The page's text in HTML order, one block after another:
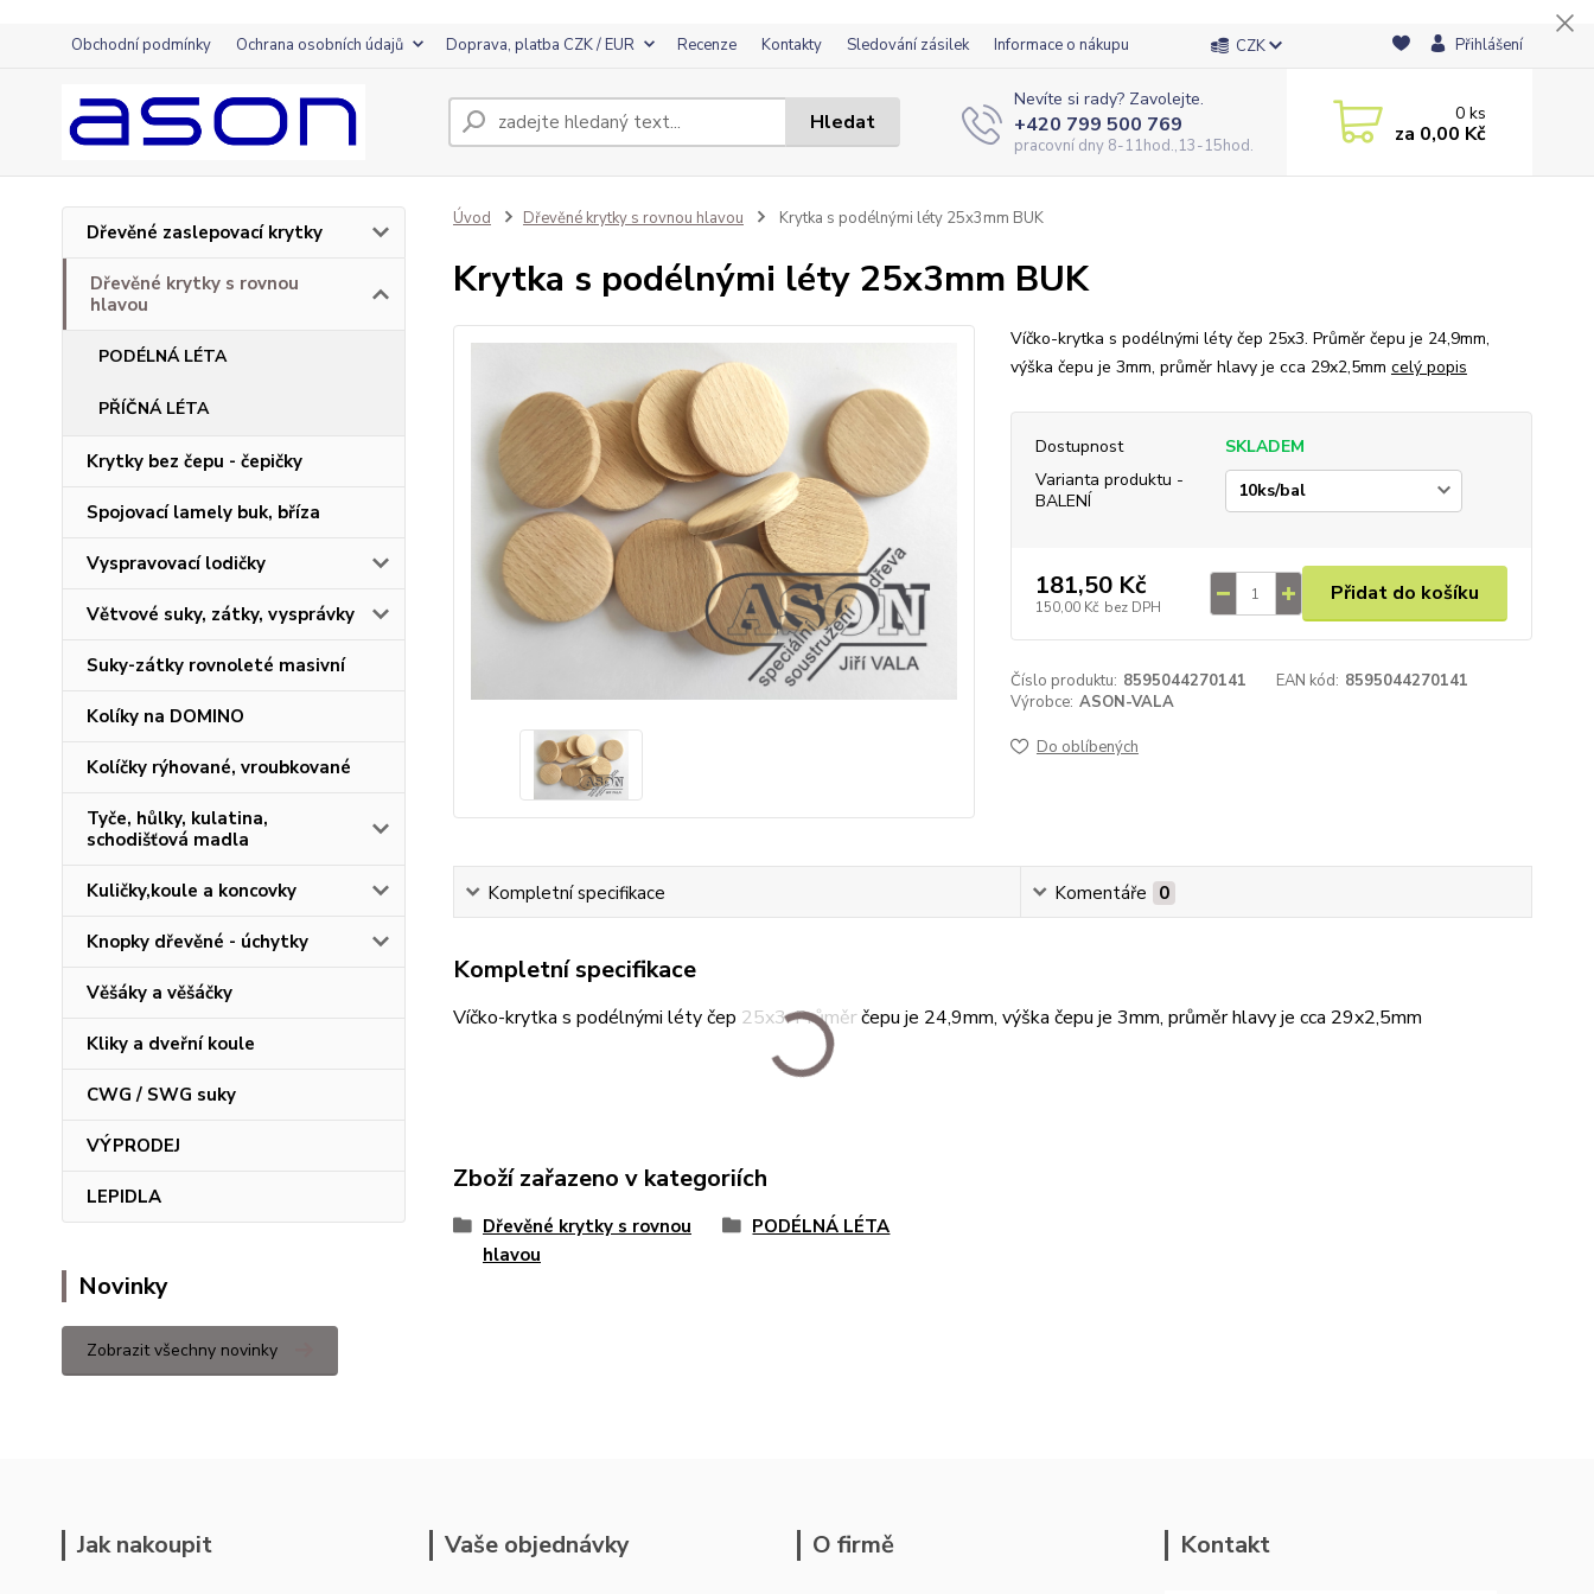
Obchodní podmínky Ochrana osobních údajů Doprava, platba CZK / EUR Recenze Kontakty Sledování zásilek Informace o nákupu CZK Přihlášení
Hledat
Nevíte si rady? Zavolejte.
+420 799 500 769
pracovní dny 8-11hod.,13-15hod.
0ks
za 0,00 Kč
Dřevěné zaslepovací krytky
Dřevěné krytky s rovnou
hlavou
PODÉLNÁ LÉTA
PŘÍČNÁ LÉTA
Krytky bez čepu - čepičky
Spojovací lamely buk, bříza
Vyspravovací lodičky
Větvové suky, zátky, vysprávky
Suky-zátky rovnoleté masivní
Kolíky na DOMINO
Kolíčky rýhované, vroubkované
Tyče, hůlky, kulatina,
schodišťová madla
Kuličky,koule a koncovky
Knopky dřevěné - úchytky
Věšáky a věšáčky
Kliky a dveřní koule
CWG / SWG suky
VÝPRODEJ
LEPIDLA
Novinky
Zobrazit všechny novinky
Úvod Dřevěné krytky s rovnou hlavou Krytka s podélnými léty 25x3mm BUK
Krytka s podélnými léty 25x3mm BUK
Víčko-krytka s podélnými léty čep 25x3. Průměr čepu je 24,9mm,
výška čepu je 3mm, průměr hlavy je cca 29x2,5mm celý popis
Dostupnost
SKLADEM
Varianta produktu -
BALENÍ
181,50 Kč
150,00 Kč bez DPH
Přidat do košíku
Číslo produktu: 8595044270141 EAN kód: 8595044270141
Výrobce: ASON-VALA
Do oblíbených
Kompletní specifikace Komentáře 0
Kompletní specifikace
Víčko-krytka s podélnými léty čep 25x3. Průměr čepu je 24,9mm, výška čepu je 3mm, průměr hlavy je cca 29x2,5mm
Zboží zařazeno v kategoriích
Dřevěné krytky s rovnou
hlavou
PODÉLNÁ LÉTA
Jak nakoupit Vaše objednávky O firmě Kontakt